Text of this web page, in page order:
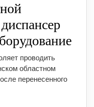
проводить
областном
перенесенного